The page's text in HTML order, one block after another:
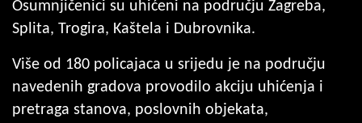
Osumnjičenici su uhićeni na području Zagreba,
Splita, Trogira, Kaštela i Dubrovnika.
Više od 180 policajaca u srijedu je na području
navedenih gradova provodilo akciju uhićenja i
pretraga stanova, poslovnih objekata,